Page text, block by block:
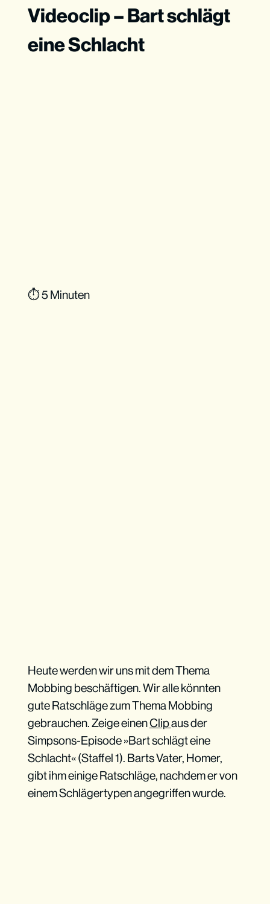
Videoclip – Bart schlägt
eine Schlacht
⏱ 5 Minuten
Heute werden wir uns mit dem Thema
Mobbing beschäftigen. Wir alle könnten
gute Ratschläge zum Thema Mobbing
gebrauchen. Zeige einenClipaus der
Simpsons-Episode »Bart schlägt eine
Schlacht« (Staffel 1). Barts Vater, Homer,
gibt ihm einige Ratschläge, nachdem er von
einem Schlägertypen angegriffen wurde.